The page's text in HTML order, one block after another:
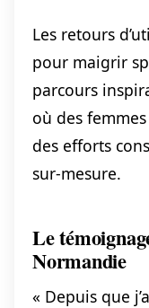
Les retours
pour maigrir
parcours
où des
des efforts
sur-mesure.
Le
Normandie
« Depuis que